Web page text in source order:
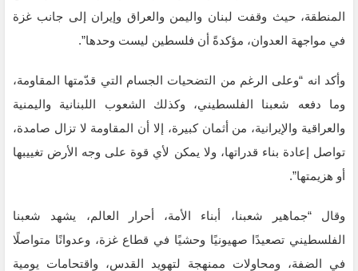
المنطقة، حيث وقفت لبنان واليمن والعراق وإيران إلى جانب غزة
في مواجهة العدوان، مؤكدةً أن فلسطين ليست وحدها”.
وأكد انه “وعلى الرغم من التضحيات الجسام التي قدّمتها المقاومة،
وما دفعه شعبنا الفلسطيني، وكذلك الشعوب اللبنانية واليمنية
والعراقية والإيرانية، من أثمان كبيرة، إلا أن المقاومة لا تزال صامدة،
تواصل إعادة بناء قدراتها، ولا يمكن لأي قوة على وجه الأرض تغييبها
أو هزيمتها”.
وقال “جماهير شعبنا، أبناء الأمة، أحرار العالم، يشهد شعبنا
الفلسطيني تصعيدًا صهيونيًا وحشيًا في قطاع غزة، وعدوانًا متواصلًا
في الضفة، ومحاولات ممنهجة لتهويد القدس، واقتحامات يومية